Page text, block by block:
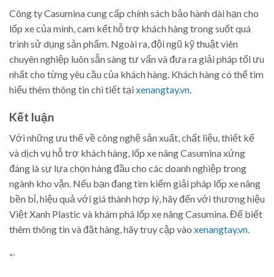
Công ty Casumina cung cấp chính sách bảo hành dài hạn cho
lốp xe của mình, cam kết hỗ trợ khách hàng trong suốt quá
trình sử dụng sản phẩm. Ngoài ra, đội ngũ kỹ thuật viên
chuyên nghiệp luôn sẵn sàng tư vấn và đưa ra giải pháp tối ưu
nhất cho từng yêu cầu của khách hàng. Khách hàng có thể tìm
hiểu thêm thông tin chi tiết tạixenangtay.vn.
Kết luận
Với những ưu thế về công nghệ sản xuất, chất liệu, thiết kế
và dịch vụ hỗ trợ khách hàng, lốp xe nâng Casumina xứng
đáng là sự lựa chọn hàng đầu cho các doanh nghiệp trong
ngành kho vận. Nếu bạn đang tìm kiếm giải pháp lốp xe nâng
bền bỉ, hiệu quả với giá thành hợp lý, hãy đến với thương hiệu
Việt Xanh Plastic và khám phá lốp xe nâng Casumina. Để biết
thêm thông tin và đặt hàng, hãy truy cập vào xenangtay.vn.
“`